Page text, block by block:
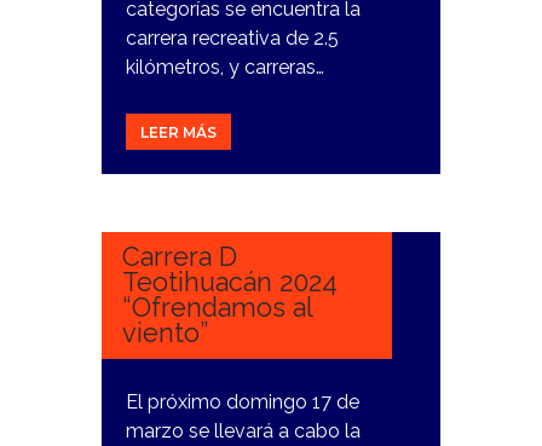
categorías se encuentra la
carrera recreativa de 2.5
kilómetros, y carreras…
LEER MÁS
6
Carrera D
Teotihuacán 2024
“Ofrendamos al
viento”
El próximo domingo 17 de
marzo se llevará a cabo la